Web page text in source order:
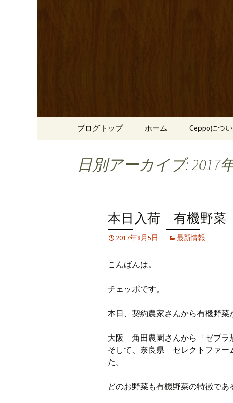
南船場・
「Ceppo
リーブ牛のステーキのほ
コンテンツへ移動
ブログトップ ホーム Ceppoにつ
日別アーカイブ: 2017
本日入荷 有機野菜
2017年8月5日 最新情報
こんばんは。
チェッポです。
本日、契約農家さんから有機野菜
大阪 角田農園さんから「ゼブラ
そして、奈良県 セレクトファー
た。
どのお野菜も有機野菜の特徴であ